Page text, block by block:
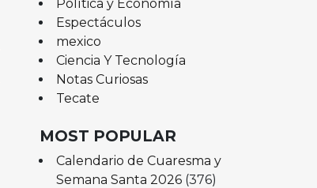
Política y Economía
Espectáculos
mexico
Ciencia Y Tecnología
Notas Curiosas
Tecate
MOST POPULAR
Calendario de Cuaresma y
Semana Santa 2026 (376)